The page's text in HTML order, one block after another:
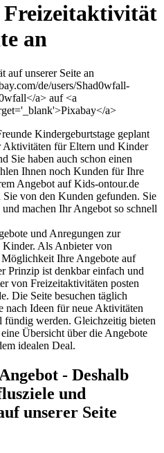
Freizeitaktivität
an
de/users/Shad0wfall-
a> auf <a
a>
Kindergeburtstage geplant
Aktivitäten für Eltern und Kinder
Sie haben auch schon einen
Ihnen noch Kunden für Ihre
Angebot auf Kids-ontour.de
von den Kunden gefunden. Sie
machen Ihr Angebot so schnell
und Anregungen zur
Als Anbieter von
Ihre Angebote auf
Prinzip ist denkbar einfach und
von Freizeitaktivitäten posten
Die Seite besuchen täglich
nach Ideen für neue Aktivitäten
fündig werden. Gleichzeitig bieten
Übersicht über die Angebote
idealen Deal.
- Deshalb
und
unserer Seite